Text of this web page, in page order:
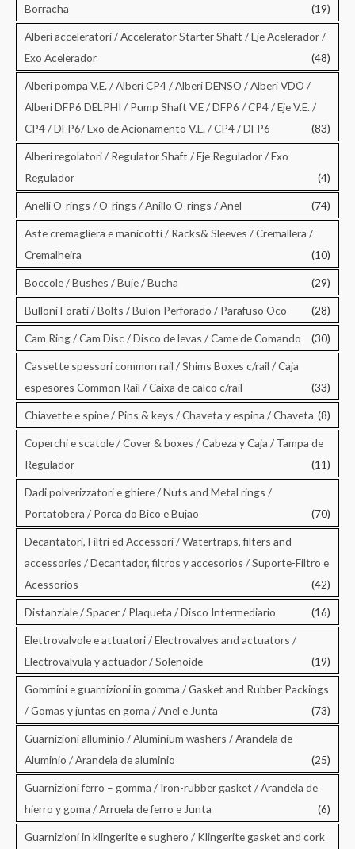
Borracha
(19)
Alberi acceleratori / Accelerator Starter Shaft / Eje Acelerador /
Exo Acelerador
(48)
Alberi pompa V.E. / Alberi CP4 / Alberi DENSO / Alberi VDO /
Alberi DFP6 DELPHI / Pump Shaft V.E / DFP6 / CP4 / Eje V.E. /
CP4 / DFP6/ Exo de Acionamento V.E. / CP4 / DFP6
(83)
Alberi regolatori / Regulator Shaft / Eje Regulador / Exo
Regulador
(4)
Anelli O-rings / O-rings / Anillo O-rings / Anel (74)
Aste cremagliera e manicotti / Racks& Sleeves / Cremallera /
Cremalheira
(10)
Boccole / Bushes / Buje / Bucha (29)
Bulloni Forati / Bolts / Bulon Perforado / Parafuso Oco (28)
Cam Ring / Cam Disc / Disco de levas / Came de Comando (30)
Cassette spessori common rail / Shims Boxes c/rail / Caja
espesores Common Rail / Caixa de calco c/rail
(33)
Chiavette e spine / Pins & keys / Chaveta y espina / Chaveta (8)
Coperchi e scatole / Cover & boxes / Cabeza y Caja / Tampa de
Regulador
(11)
Dadi polverizzatori e ghiere / Nuts and Metal rings /
Portatobera / Porca do Bico e Bujao
(70)
Decantatori, Filtri ed Accessori / Watertraps, filters and
accessories / Decantador, filtros y accesorios / Suporte-Filtro e
Acessorios
(42)
Distanziale / Spacer / Plaqueta / Disco Intermediario (16)
Elettrovalvole e attuatori / Electrovalves and actuators /
Electrovalvula y actuador / Solenoide
(19)
Gommini e guarnizioni in gomma / Gasket and Rubber Packings
/ Gomas y juntas en goma / Anel e Junta
(73)
Guarnizioni alluminio / Aluminium washers / Arandela de
Aluminio / Arandela de aluminio
(25)
Guarnizioni ferro – gomma / Iron-rubber gasket / Arandela de
hierro y goma / Arruela de ferro e Junta
(6)
Guarnizioni in klingerite e sughero / Klingerite gasket and cork